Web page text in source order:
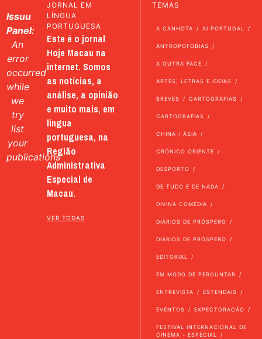
Issuu
Panel:
An
error
occurred
while
we
try
list
your
publications
JORNAL EM
LÍNGUA
PORTUGUESA
Este é o jornal
Hoje Macau na
internet. Somos
as notícias, a
análise, a opinião
e muito mais, em
língua
portuguesa, na
Região
Administrativa
Especial de
Macau.
VER TODAS
TEMAS
A CANHOTA AI PORTUGAL
ANTROPOFOBIAS
A OUTRA FACE
ARTES, LETRAS E IDEIAS
BREVES CARTOGRAFIAS
CARTOGRAFIAS
CHINA / ÁSIA
CRÓNICO ORIENTE
DESPORTO
DE TUDO E DE NADA
DIVINA COMÉDIA
DIÁRIOS DE PRÓSPERO
DIÁRIOS DE PRÓSPERO
EDITORIAL
EM MODO DE PERGUNTAR
ENTREVISTA ESTENDAIS
EVENTOS EXPECTORAÇÃO
FESTIVAL INTERNACIONAL DE
CINEMA - ESPECIAL